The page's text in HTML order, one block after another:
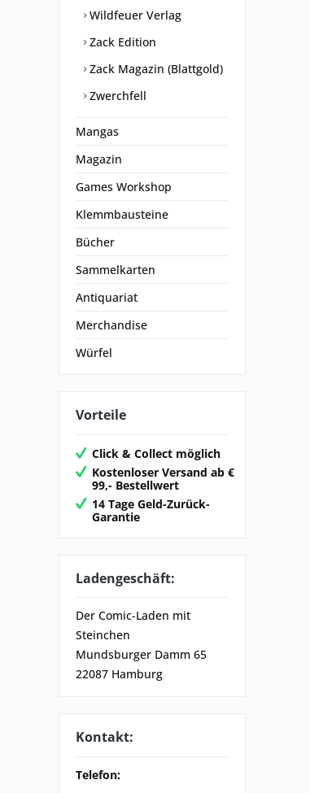
Wildfeuer Verlag
Zack Edition
Zack Magazin (Blattgold)
Zwerchfell
Mangas
Magazin
Games Workshop
Klemmbausteine
Bücher
Sammelkarten
Antiquariat
Merchandise
Würfel
Vorteile
Click & Collect möglich
Kostenloser Versand ab €
99,- Bestellwert
14 Tage Geld-Zurück-
Garantie
Ladengeschäft:
Der Comic-Laden mit
Steinchen
Mundsburger Damm 65
22087 Hamburg
Kontakt:
Telefon: